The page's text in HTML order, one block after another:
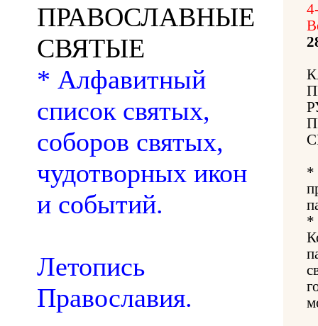
ПРАВОСЛАВНЫЕ
СВЯТЫЕ
* Алфавитный
список святых,
соборов святых,
чудотворных икон
и событий.
Летопись
Православия.
*
*